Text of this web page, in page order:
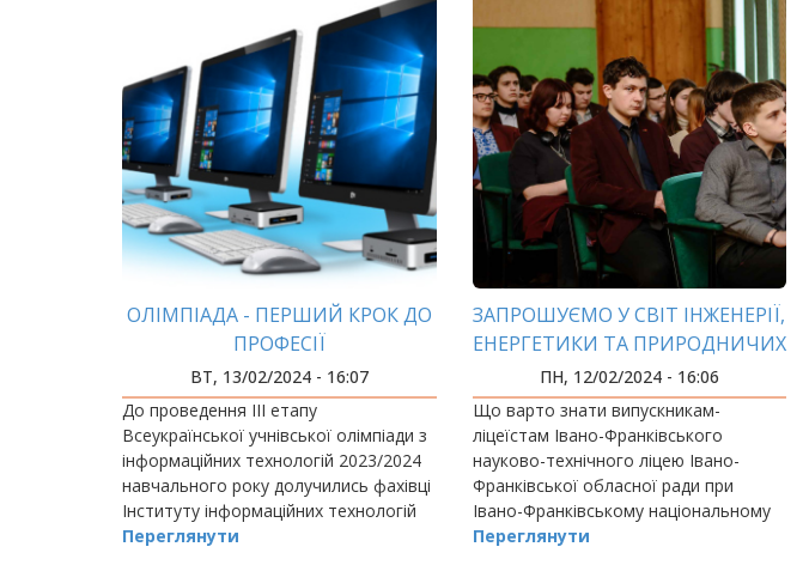
ОЛІМПІАДА - ПЕРШИЙ КРОК ДО
ПРОФЕСІЇ
ВТ, 13/02/2024 - 16:07
До проведення ІІІ етапу
Всеукраїнської учнівської олімпіади з
інформаційних технологій 2023/2024
навчального року долучились фахівці
Інституту інформаційних технологій
Івано-Франківського національного
Переглянути
ЗАПРОШУЄМО У СВІТ ІНЖЕНЕРІЇ,
ЕНЕРГЕТИКИ ТА ПРИРОДНИЧИХ
НАУК
ПН, 12/02/2024 - 16:06
Що варто знати випускникам-
ліцеїстам Івано-Франківського
науково-технічного ліцею Івано-
Франківської обласної ради при
Івано-Франківському національному
технічному університеті нафти і газу,
Переглянути